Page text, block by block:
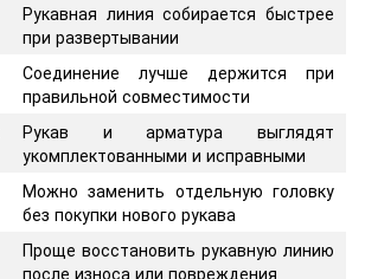
Рукавная линия собирается быстрее
при развертывании
Соединение лучше держится при
правильной совместимости
Рукав и арматура выглядят
укомплектованными и исправными
Можно заменить отдельную головку
без покупки нового рукава
Проще восстановить рукавную линию
после износа или повреждения